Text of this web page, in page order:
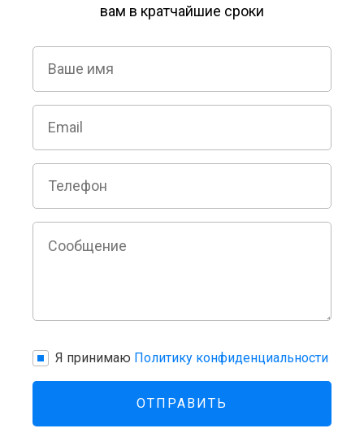
вам в кратчайшие сроки
Я принимаю Политику конфиденциальности